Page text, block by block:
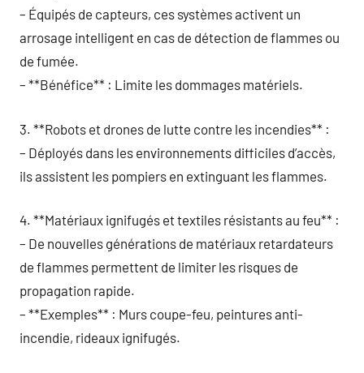
– Équipés de capteurs, ces systèmes activent un
arrosage intelligent en cas de détection de flammes ou
de fumée.
– **Bénéfice** : Limite les dommages matériels.
3. **Robots et drones de lutte contre les incendies** :
– Déployés dans les environnements difficiles d’accès,
ils assistent les pompiers en extinguant les flammes.
4. **Matériaux ignifugés et textiles résistants au feu** :
– De nouvelles générations de matériaux retardateurs
de flammes permettent de limiter les risques de
propagation rapide.
– **Exemples** : Murs coupe-feu, peintures anti-
incendie, rideaux ignifugés.